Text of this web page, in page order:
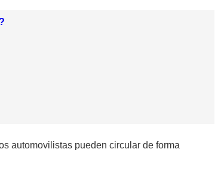
automovilistas pueden circular de forma